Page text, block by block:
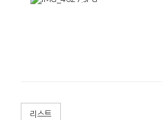
리스트